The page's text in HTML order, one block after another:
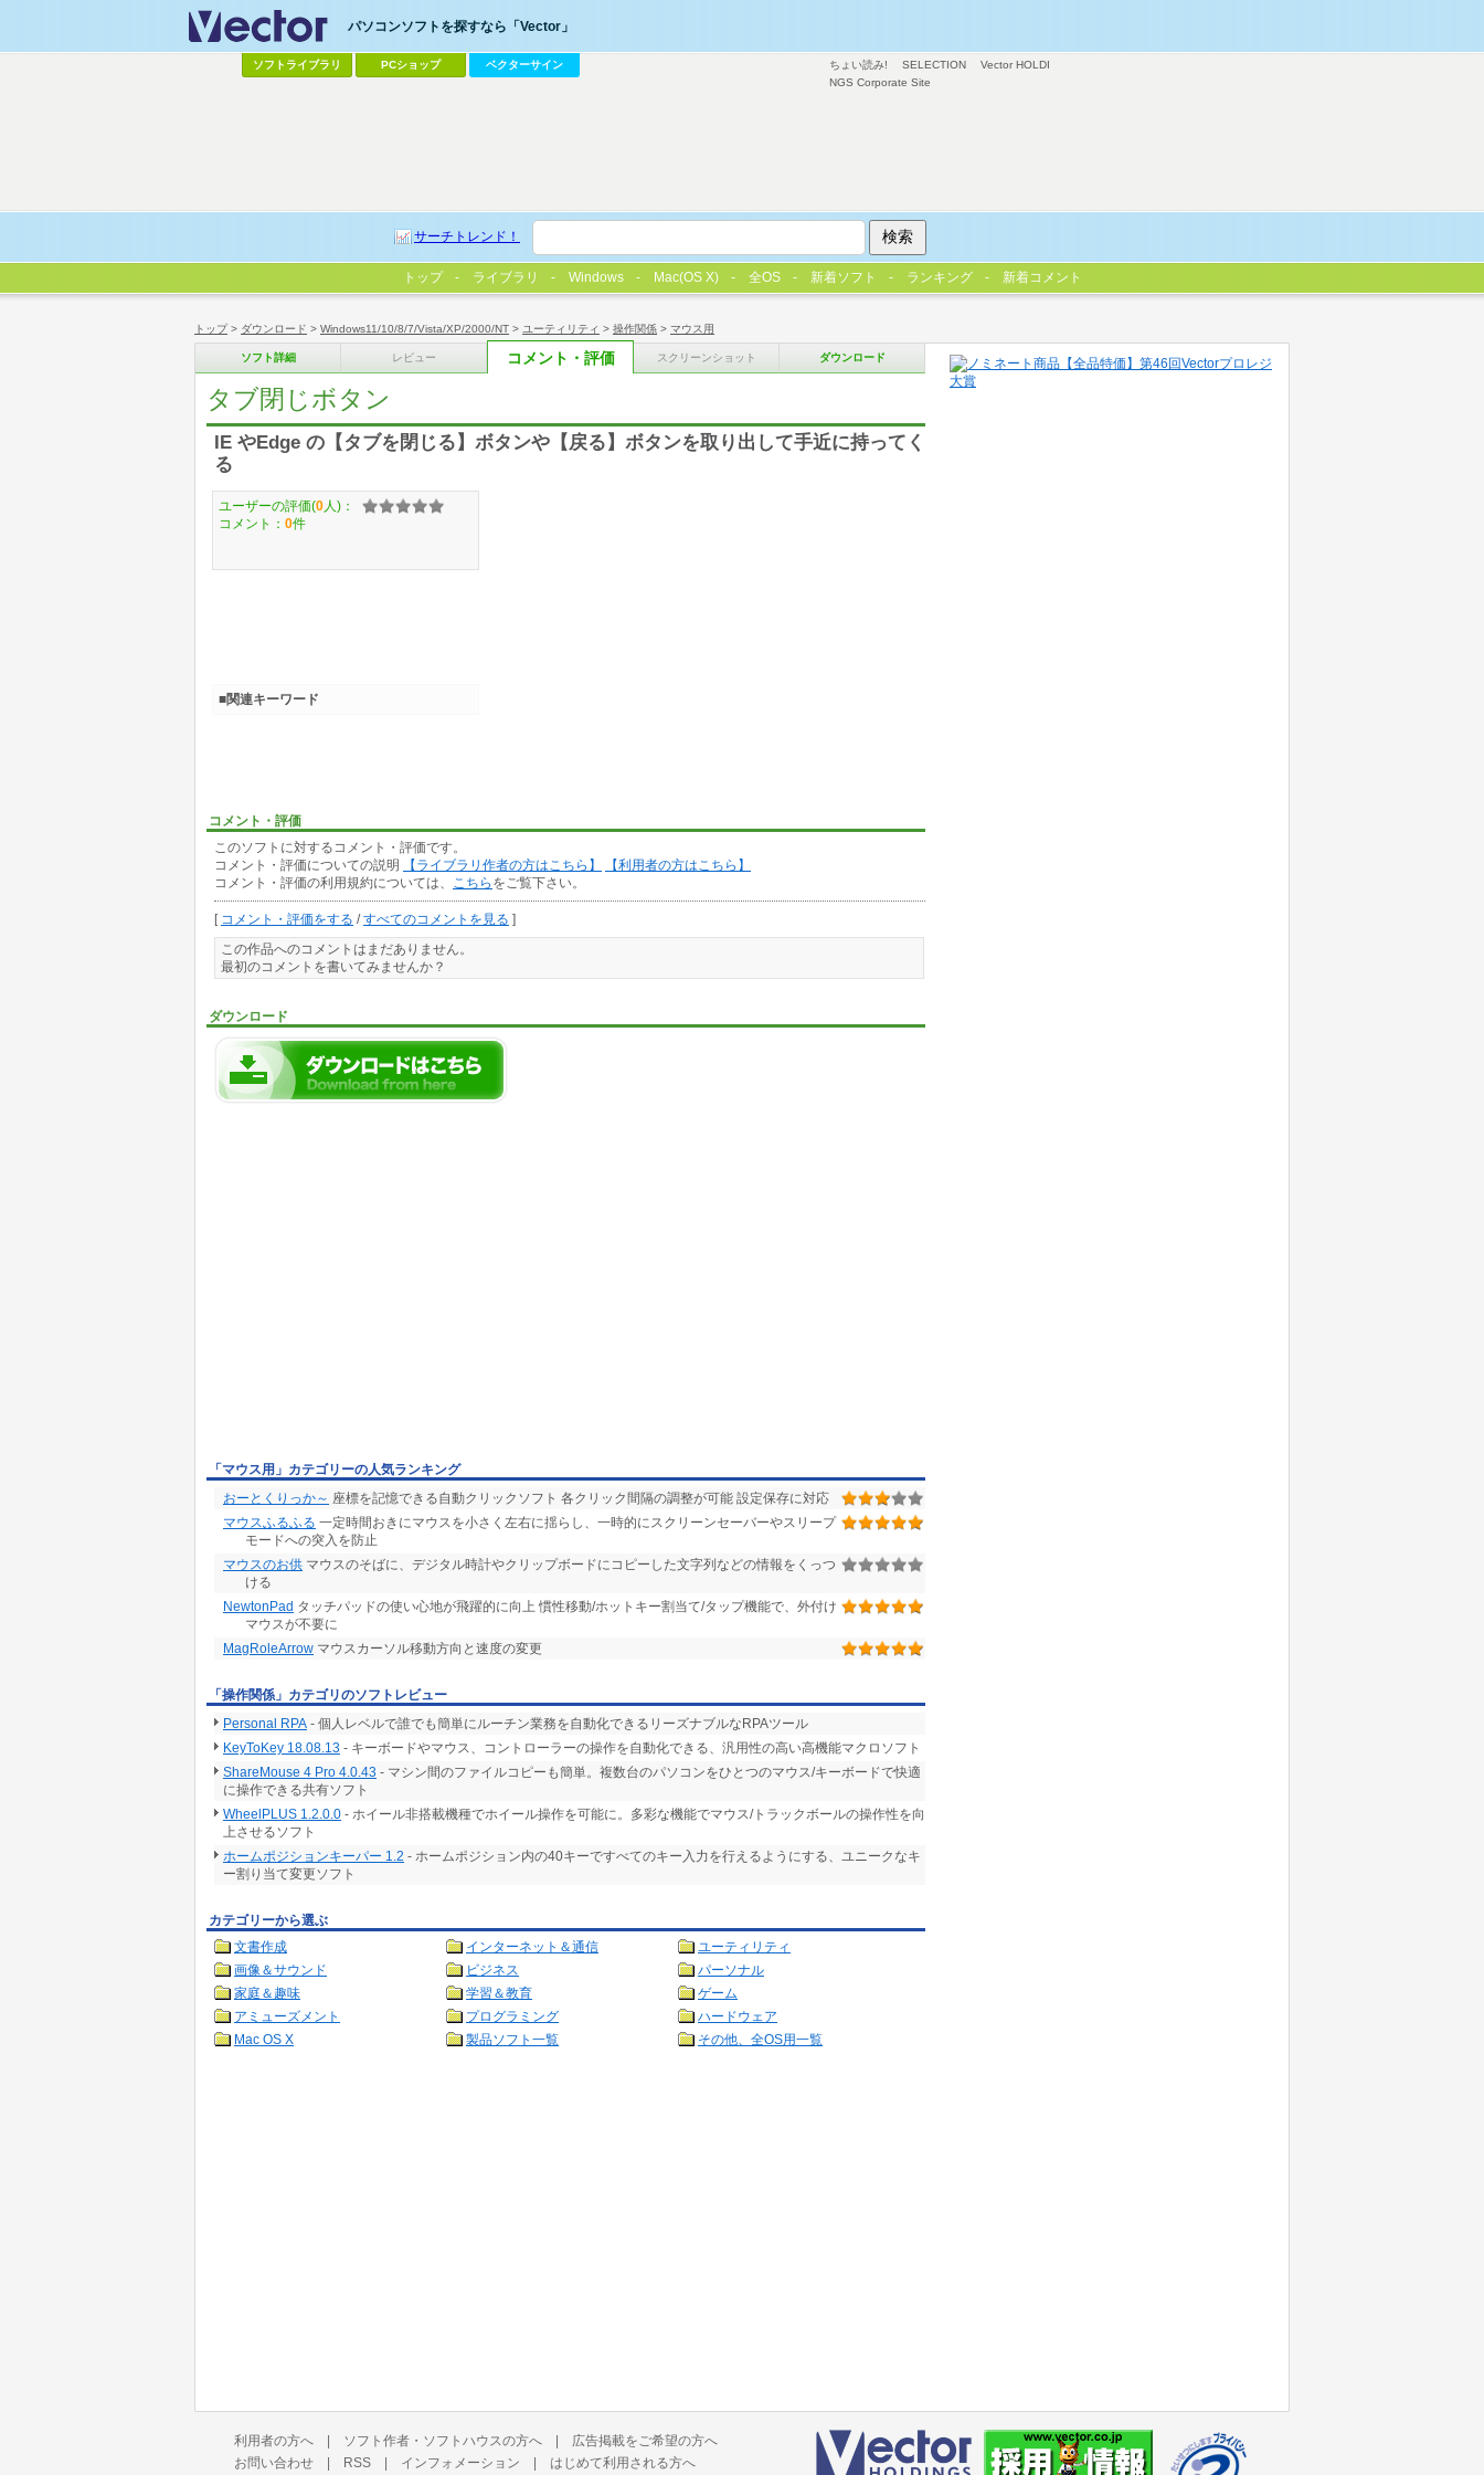
トップ> ダウンロード > Windows11/10/8/7/Vista/XP/2000/NT > ユーティリティ > 操作関係 > マウス用
ソフト詳細 レビュー コメント・評価 スクリーンショット ダウンロード
タブ閉じボタン
IE やEdge の【タブを閉じる】ボタンや【戻る】ボタンを取り出して手近に持ってく
る
コメント・評価
このソフトに対するコメント・評価です。
コメント・評価についての説明
【ライブラリ作者の方はこちら】
【利用者の方はこちら】
コメント・評価の利用規約については、
こちら をご覧下さい。
[ コメント・評価をする /すべてのコメントを見る ]
この作品へのコメントはまだありません。
最初のコメントを書いてみませんか？
ダウンロード
ユーザーの評価(0 人)：
コメント： 0件
■関連キーワード
「マウス用」カテゴリーの人気ランキング
おーとくりっか～ 座標を記憶できる自動クリックソフト 各クリック間隔の調整が可能 設定保存に対応
マウスふるふる 一定時間おきにマウスを小さく左右に揺らし、一時的にスクリーンセーバーやスリープ
モードへの突入を防止
マウスのお供 マウスのそばに、デジタル時計やクリップボードにコピーした文字列などの情報をくっつ
ける
NewtonPad タッチパッドの使い心地が飛躍的に向上 慣性移動/ホットキー割当て/タップ機能で、外付け
マウスが不要に
MagRoleArrow マウスカーソル移動方向と速度の変更
「操作関係」カテゴリのソフトレビュー
Personal RPA - 個人レベルで誰でも簡単にルーチン業務を自動化できるリーズナブルなRPAツール
KeyToKey 18.08.13 - キーボードやマウス、コントローラーの操作を自動化できる、汎用性の高い高機能マクロソフト
ShareMouse 4 Pro 4.0.43 - マシン間のファイルコピーも簡単。複数台のパソコンをひとつのマウス/キーボードで快適
に操作できる共有ソフト
WheelPLUS 1.2.0.0 - ホイール非搭載機種でホイール操作を可能に。多彩な機能でマウス/トラックボールの操作性を向
上させるソフト
ホームポジションキーパー 1.2 - ホームポジション内の40キーですべてのキー入力を行えるようにする、ユニークなキ
ー割り当て変更ソフト
カテゴリーから選ぶ
文書作成
インターネット＆通信
ユーティリティ
画像＆サウンド
ビジネス
パーソナル
家庭＆趣味
学習＆教育
ゲーム
アミューズメント
プログラミング
ハードウェア
Mac OS X
製品ソフト一覧 その他、全OS用一覧
ちょい読み! SELECTION
Vector HOLDI
NGS Corporate Site
パソコンソフトを探すなら「Vector」
ソフトライブラリ PCショップ ベクターサイン
サーチトレンド！
トップ ライブラリ Windows Mac(OS X) 全OS 新着ソフト ランキング 新着コメント
利用者の方へ | ソフト作者・ソフトハウスの方へ | 広告掲載をご希望の方へ
お問い合わせ | RSS | インフォメーション | はじめて利用される方へ